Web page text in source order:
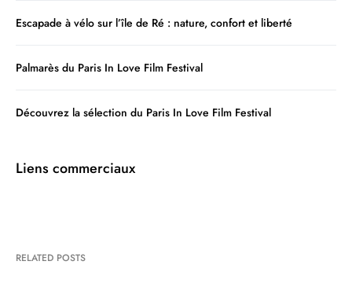
Escapade à vélo sur l’île de Ré : nature, confort et liberté
Palmarès du Paris In Love Film Festival
Découvrez la sélection du Paris In Love Film Festival
Liens commerciaux
RELATED POSTS